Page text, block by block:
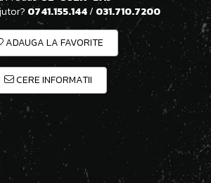
0741.155.144/ 031.710.7200
ADAUGA LA FAVORITE
CERE INFORMATII